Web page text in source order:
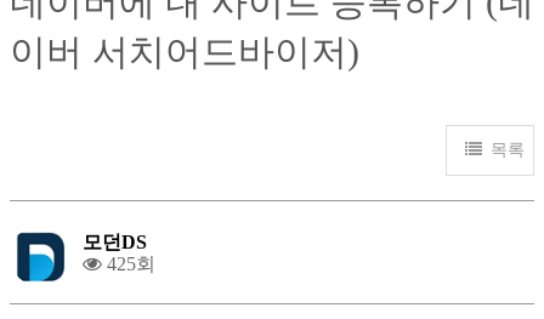
이버 서치어드바이저)
목록
모던DS
425회